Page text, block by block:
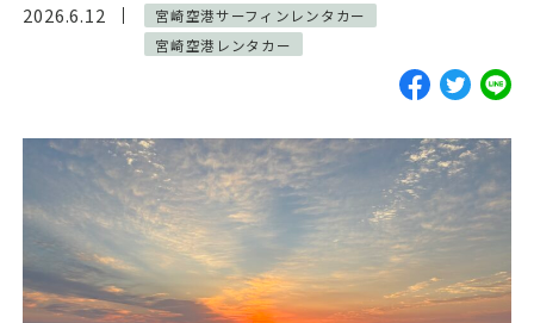
2026.6.12
宮崎空港サーフィンレンタカー
宮崎空港レンタカー
お電話で問い合わせ
サーフガイド サーフレッスン
レンタル
写真サービス
よくあるご質問
INFORMATION
ブログ 貸渡約款 プライバシーポリシー